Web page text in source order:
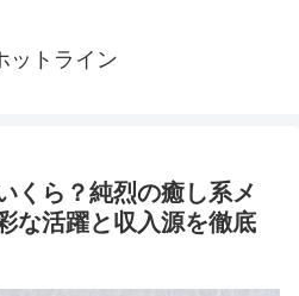
ットライン
くら？純烈の癒し系メ
な活躍と収入源を徹底